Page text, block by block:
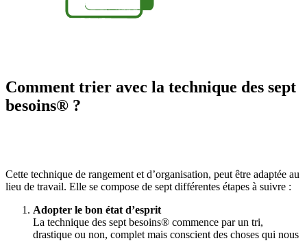
Comment trier avec la technique des sept
besoins® ?
Cette technique de rangement et d’organisation, peut être adaptée au
lieu de travail. Elle se compose de sept différentes étapes à suivre :
Adopter le bon état d’esprit
La technique des sept besoins® commence par un tri,
drastique ou non, complet mais conscient des choses qui nous